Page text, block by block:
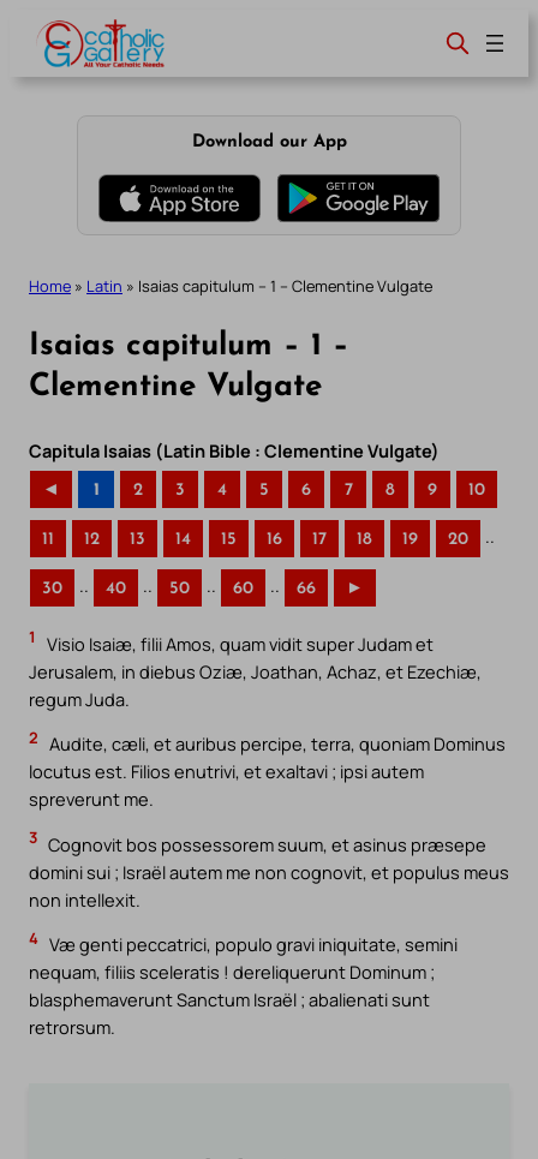
content
Download our App
Home » Latin » Isaias capitulum – 1 – Clementine Vulgate
Isaias capitulum – 1 –
Clementine Vulgate
Capitula Isaias (Latin Bible : Clementine Vulgate)
◄ 1 2 3 4 5 6 7 8 9 10
11 12 13 14 15 16 17 18 19 20 ..
30 .. 40 .. 50 .. 60 .. 66 ►
1
Visio Isaiæ, filii Amos, quam vidit super Judam et
Jerusalem, in diebus Oziæ, Joathan, Achaz, et Ezechiæ,
regum Juda.
2 Audite, cæli, et auribus percipe, terra, quoniam Dominus
locutus est. Filios enutrivi, et exaltavi ; ipsi autem
spreverunt me.
3 Cognovit bos possessorem suum, et asinus præsepe
domini sui ; Israël autem me non cognovit, et populus meus
non intellexit.
4 Væ genti peccatrici, populo gravi iniquitate, semini
nequam, filiis sceleratis ! dereliquerunt Dominum ;
blasphemaverunt Sanctum Israël ; abalienati sunt
retrorsum.